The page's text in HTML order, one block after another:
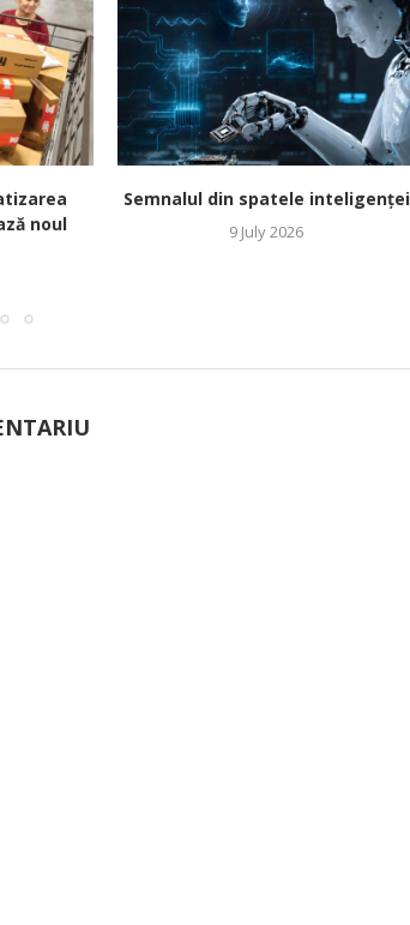
noul
Semnalul din spatele inteligenței
9 July 2026